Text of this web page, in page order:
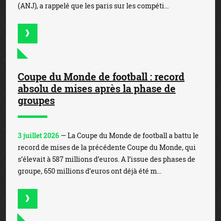
(ANJ), a rappelé que les paris sur les compéti...
Coupe du Monde de football : record
absolu de mises après la phase de
groupes
3 juillet 2026 — La Coupe du Monde de football a battu le
record de mises de la précédente Coupe du Monde, qui
s’élevait à 587 millions d’euros. A l’issue des phases de
groupe, 650 millions d’euros ont déjà été m...